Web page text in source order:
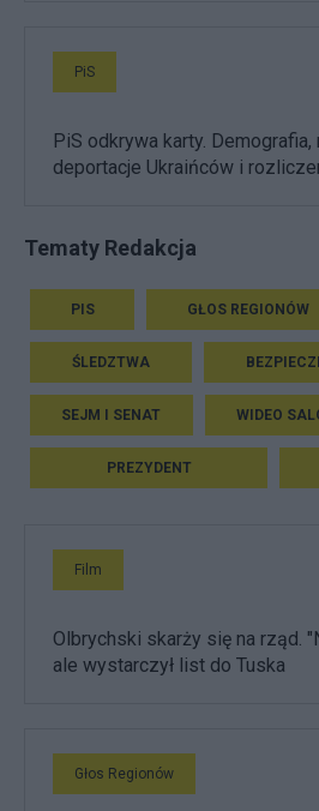
PiS
PiS odkrywa karty. Demografia,
deportacje Ukraińców i
Tematy Redakcja
PIS GŁOS REGIONÓW
ŚLEDZTWA
SEJM I SENAT WIDEO
PREZYDENT
Film
Olbrychski skarży się na rząd.
ale wystarczył list do Tuska
Głos Regionów